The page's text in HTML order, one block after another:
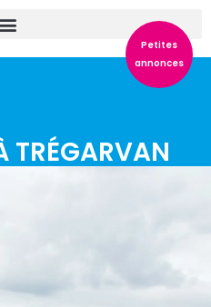
Petites
annonces
TRÉGARVAN